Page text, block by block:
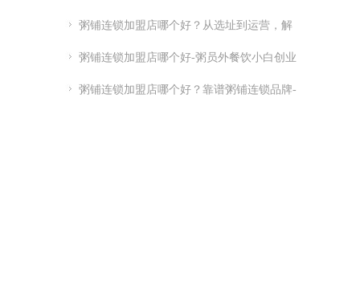
优质连锁粥员外加盟推荐
粥铺连锁加盟店哪个好？从选址到运营，解
析连锁开店关键点
粥铺连锁加盟店哪个好-粥员外餐饮小白创业
指南-粥员外加盟官网
粥铺连锁加盟店哪个好？靠谱粥铺连锁品牌-